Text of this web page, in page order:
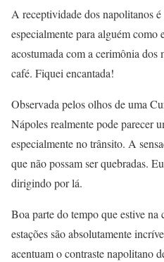
A receptividade dos napolitanos é
especialmente para alguém como
acostumada com a cerimônia dos
café. Fiquei encantada!
Observada pelos olhos de uma
Nápoles realmente pode parecer
especialmente no trânsito. A
que não possam ser quebradas.
dirigindo por lá.
Boa parte do tempo que estive
estações são absolutamente
acentuam o contraste napolitano